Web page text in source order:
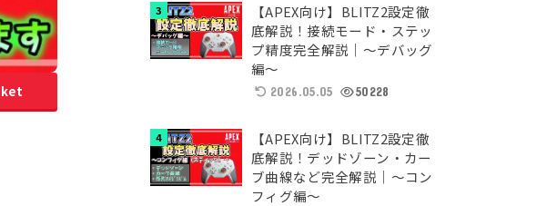
【APEX向け】BLITZ2設定徹
底解説！接続モード・ステッ
プ精度完全解説｜～デバッグ
編～
2026.05.05 50228
【APEX向け】BLITZ2設定徹
底解説！デッドゾーン・カー
ブ曲線など完全解説｜～コン
フィグ編～